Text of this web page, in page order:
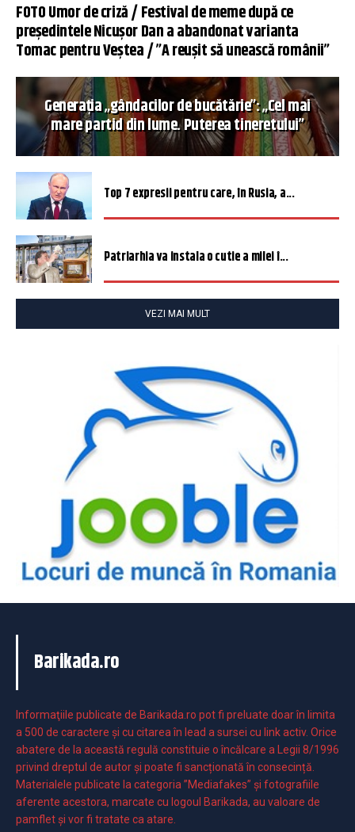
FOTO Umor de criză / Festival de meme după ce
președintele Nicușor Dan a abandonat varianta
Tomac pentru Veștea / ”A reușit să unească românii”
Generația „gândacilor de bucătărie”: „Cel mai
mare partid din lume. Puterea tineretului”
Top 7 expresii pentru care, în Rusia, a...
Patriarhia va instala o cutie a milei î...
VEZI MAI MULT
Barikada.ro
Informaţiile publicate de Barikada.ro pot fi preluate doar în limita
a 500 de caractere şi cu citarea în lead a sursei cu link activ. Orice
abatere de la această regulă constituie o încălcare a Legii 8/1996
privind dreptul de autor și poate fi sancționată în consecință.
Materialele publicate la categoria ”Mediafakes” și fotografiile
aferente acestora, marcate cu logoul Barikada, au valoare de
pamflet și vor fi tratate ca atare.